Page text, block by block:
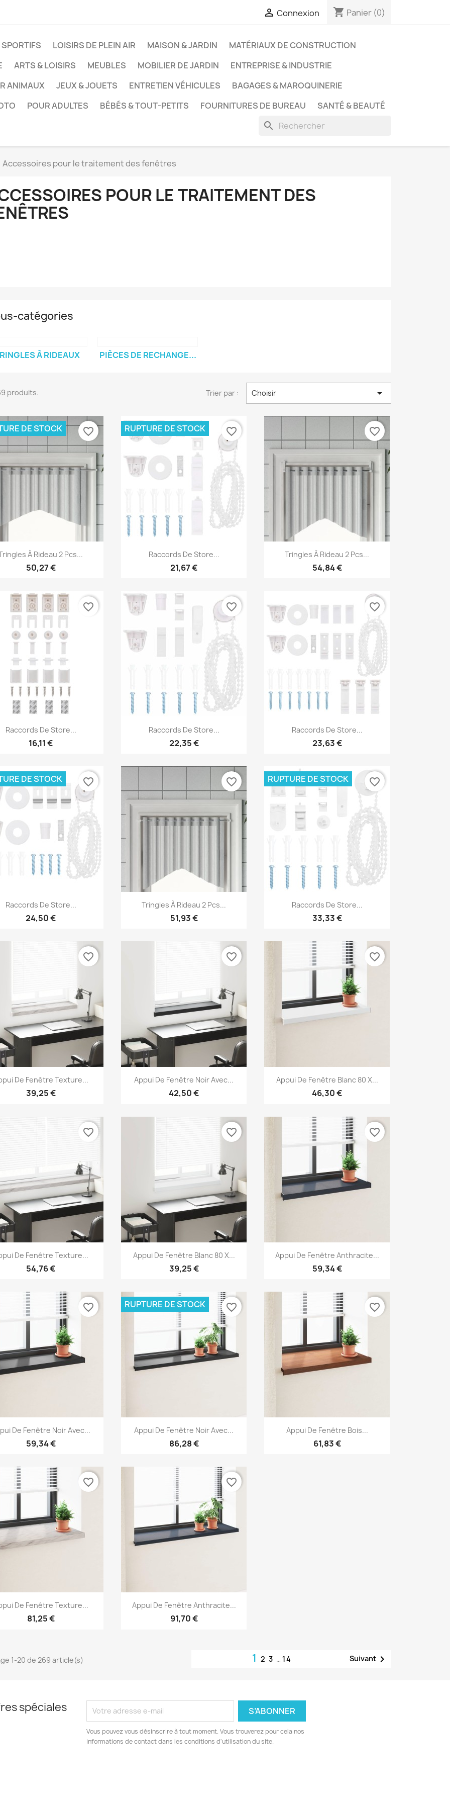
 Connexion shopping_cart Panier (0)
LOISIRS DE PLEIN AIR MAISON & JARDIN
MATÉRIAUX DE CONSTRUCTION
ARTS & LOISIRS MEUBLES MOBILIER DE JARDIN
ENTREPRISE & INDUSTRIE
ANIMAUX
JEUX & JOUETS ENTRETIEN VÉHICULES
BAGAGES & MAROQUINERIE
POUR ADULTES BÉBÉS & TOUT-PETITS FOURNITURES DE BUREAU SANTÉ & BEAUTÉ
search
Accessoires pour le traitement des fenêtres
POUR LE TRAITEMENT DES
catégories
À RIDEAUX PIÈCES DE RECHANGE...
produits. Trier par : Choisir 
Aperçu rapide
À Rideau 2 Pcs...
50,27 €
DE STOCK favorite_border
Aperçu rapide
Raccords De Store...
21,67 €
RUPTURE DE STOCK favorite_border
Aperçu rapide
Tringles À Rideau 2 Pcs...
54,84 €
favorite_border
Aperçu rapide
Raccords De Store...
16,11 €
favorite_border
Aperçu rapide
Raccords De Store...
22,35 €
favorite_border
Aperçu rapide
Raccords De Store...
23,63 €
favorite_border
Aperçu rapide
Raccords De Store...
24,50 €
DE STOCK favorite_border
Aperçu rapide
Tringles À Rideau 2 Pcs...
51,93 €
favorite_border
Aperçu rapide
Raccords De Store...
33,33 €
RUPTURE DE STOCK favorite_border
Aperçu rapide
De Fenêtre Texture...
39,25 €
favorite_border
Aperçu rapide
Appui De Fenêtre Noir Avec...
42,50 €
favorite_border
Aperçu rapide
Appui De Fenêtre Blanc 80 X...
46,30 €
favorite_border
Aperçu rapide
De Fenêtre Texture...
54,76 €
favorite_border
Aperçu rapide
Appui De Fenêtre Blanc 80 X...
39,25 €
favorite_border
Aperçu rapide
Appui De Fenêtre Anthracite...
59,34 €
favorite_border
Aperçu rapide
De Fenêtre Noir Avec...
59,34 €
favorite_border
Aperçu rapide
Appui De Fenêtre Noir Avec...
86,28 €
RUPTURE DE STOCK favorite_border
Aperçu rapide
Appui De Fenêtre Bois...
61,83 €
favorite_border
Aperçu rapide
De Fenêtre Texture...
81,25 €
favorite_border
Aperçu rapide
Appui De Fenêtre Anthracite...
91,70 €
favorite_border
1-20 de 269 article(s) 123 … 14 Suivant
spéciales
Vous pouvez vous désinscrire à tout moment. Vous trouverez pour cela nos
informations de contact dans les conditions d'utilisation du site.